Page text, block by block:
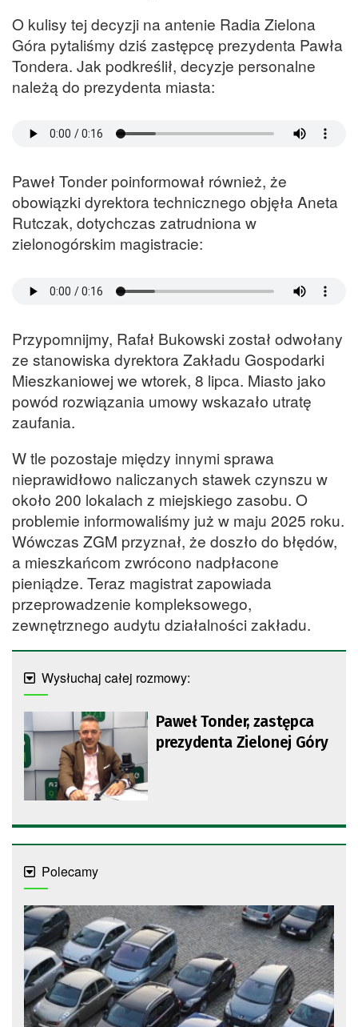
O kulisy tej decyzji na antenie Radia Zielona
Góra pytaliśmy dziś zastępcę prezydenta Pawła
Tondera. Jak podkreślił, decyzje personalne
należą do prezydenta miasta:
Paweł Tonder poinformował również, że
obowiązki dyrektora technicznego objęła Aneta
Rutczak, dotychczas zatrudniona w
zielonogórskim magistracie:
Przypomnijmy, Rafał Bukowski został odwołany
ze stanowiska dyrektora Zakładu Gospodarki
Mieszkaniowej we wtorek, 8 lipca. Miasto jako
powód rozwiązania umowy wskazało utratę
zaufania.
W tle pozostaje między innymi sprawa
nieprawidłowo naliczanych stawek czynszu w
około 200 lokalach z miejskiego zasobu. O
problemie informowaliśmy już w maju 2025 roku.
Wówczas ZGM przyznał, że doszło do błędów,
a mieszkańcom zwrócono nadpłacone
pieniądze. Teraz magistrat zapowiada
przeprowadzenie kompleksowego,
zewnętrznego audytu działalności zakładu.
Wysłuchaj całej rozmowy:
Paweł Tonder, zastępca
prezydenta Zielonej Góry
Polecamy